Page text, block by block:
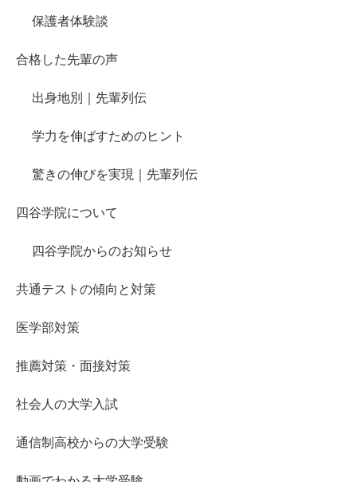
保護者体験談
合格した先輩の声
出身地別｜先輩列伝
学力を伸ばすためのヒント
驚きの伸びを実現｜先輩列伝
四谷学院について
四谷学院からのお知らせ
共通テストの傾向と対策
医学部対策
推薦対策・面接対策
社会人の大学入試
通信制高校からの大学受験